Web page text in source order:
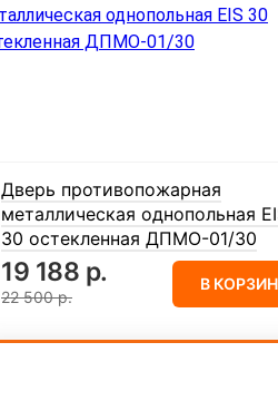
Дверь противопожарная
металлическая однопольная
30 остекленная ДПМО-01/30
19 188 р.
22 500 р.
В